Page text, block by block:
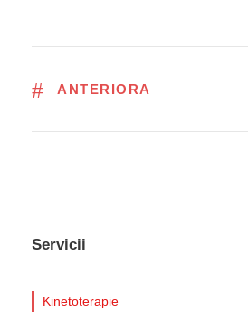
ANTERIORA
Servicii
Kinetoterapie